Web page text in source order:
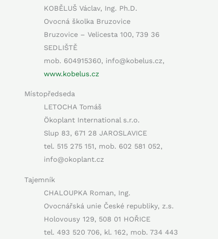
KOBĚLUŠ Václav, Ing. Ph.D.
Ovocná školka Bruzovice
Bruzovice – Velicesta 100, 739 36
SEDLIŠTĚ
mob. 604915360, info@kobelus.cz,
www.kobelus.cz
Místopředseda
LETOCHA Tomáš
Ökoplant International s.r.o.
Slup 83, 671 28 JAROSLAVICE
tel. 515 275 151, mob. 602 581 052,
info@okoplant.cz
Tajemník
CHALOUPKA Roman, Ing.
Ovocnářská unie České republiky, z.s.
Holovousy 129, 508 01 HOŘICE
tel. 493 520 706, kl. 162, mob. 734 443